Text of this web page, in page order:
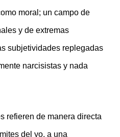
moral; un campo de
y de extremas
subjetividades replegadas
narcisistas y nada
refieren de manera directa
del yo, a una